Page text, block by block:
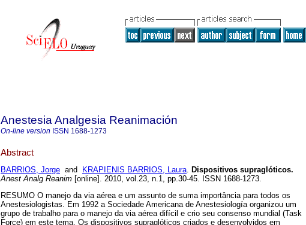
Anestesia Analgesia Reanimación
On-line version ISSN 1688-1273
Abstract
BARRIOS, Jorge and KRAPIENIS BARRIOS, Laura. Dispositivos supraglóticos.
Anest Analg Reanim [online]. 2010, vol.23, n.1, pp.30-45. ISSN 1688-1273.
RESUMO O manejo da via aérea e um assunto de suma importância para todos os
Anestesiologistas. Em 1992 a Sociedade Americana de Anestesiología organizou um
grupo de trabalho para o manejo da via aérea difícil e crio seu consenso mundial (Task
Force) em este tema. Os dispositivos supraglóticos criados e desenvolvidos em